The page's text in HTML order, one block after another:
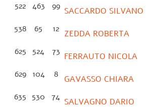
522 463 99 SACCARDO SILVANO
538 65 12 ZEDDA ROBERTA
625 524 73 FERRAUTO NICOLA
629 104 8 GAVASSO CHIARA
635 530 74 SALVAGNO DARIO